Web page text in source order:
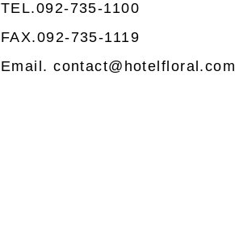
TEL.092-735-1100
FAX.092-735-1119
Email. contact@hotelfloral.com